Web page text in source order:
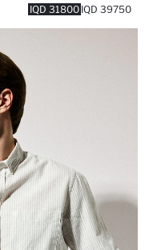
31800 IQD 39750 IQD